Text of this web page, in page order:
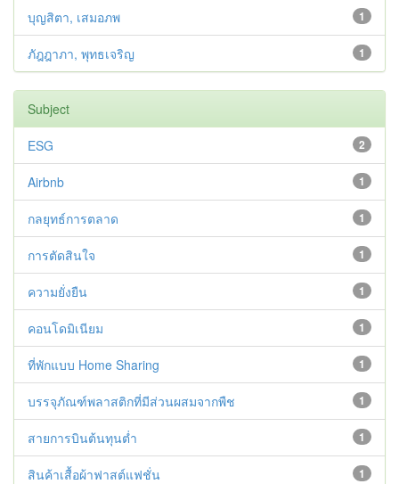
1
บุญสิตา, เสมอภพ
1
ภัฎฎาภา, พุทธเจริญ
Subject
2
ESG
1
Airbnb
1
กลยุทธ์การตลาด
1
การตัดสินใจ
1
ความยั่งยืน
1
คอนโดมิเนียม
1
ที่พักแบบ Home Sharing
1
บรรจุภัณฑ์พลาสติกที่มีส่วนผสมจากพืช
1
สายการบินต้นทุนต่ำ
1
สินค้าเสื้อผ้าฟาสต์แฟชั่น